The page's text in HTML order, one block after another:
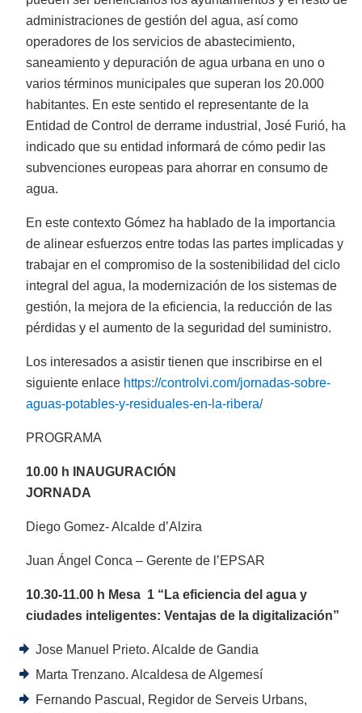
administraciones de gestión del agua, así como
operadores de los servicios de abastecimiento,
saneamiento y depuración de agua urbana en uno o
varios términos municipales que superan los 20.000
habitantes. En este sentido el representante de la
Entidad de Control de derrame industrial, José Furió, ha
indicado que su entidad informará de cómo pedir las
subvenciones europeas para ahorrar en consumo de
agua.
En este contexto Gómez ha hablado de la importancia
de alinear esfuerzos entre todas las partes implicadas y
trabajar en el compromiso de la sostenibilidad del ciclo
integral del agua, la modernización de los sistemas de
gestión, la mejora de la eficiencia, la reducción de las
pérdidas y el aumento de la seguridad del suministro.
Los interesados a asistir tienen que inscribirse en el
siguiente enlace https://controlvi.com/jornadas-sobre-
aguas-potables-y-residuales-en-la-ribera/
PROGRAMA
10.00 h INAUGURACIÓN
JORNADA
Diego Gomez- Alcalde d’Alzira
Juan Ángel Conca – Gerente de l’EPSAR
10.30-11.00 h Mesa 1 “La eficiencia del agua y
ciudades inteligentes: Ventajas de la digitalización”
Jose Manuel Prieto. Alcalde de Gandia
Marta Trenzano. Alcaldesa de Algemesí
Fernando Pascual, Regidor de Serveis Urbans,